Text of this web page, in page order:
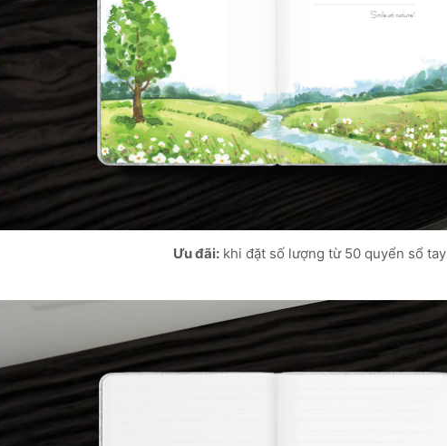
Ưu đãi: khi đặt số lượng từ 50 quyển sổ tay